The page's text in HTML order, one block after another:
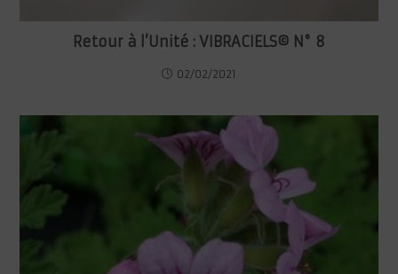
Retour à l’Unité : VIBRACIELS© N° 8
02/02/2021